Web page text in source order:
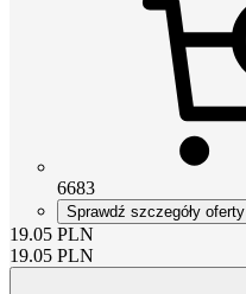
6683
Sprawdź szczegóły oferty
19.05 PLN
19.05 PLN